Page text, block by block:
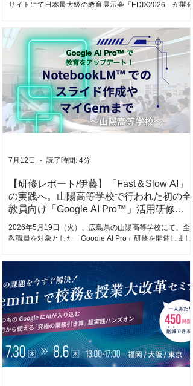
サイトにて日本最大級の教育展示会「EDIX2026」が開催
生成AIの日常化という大きな転換期を迎える中、会場は最
新の教育テクノロジーを求める自治体関係者さまや先生
方の熱気に包まれていました。 本記事では、パートナー
企業様のブースにて登壇・デモンストレーションを担当
したスクールエージェントの2日間の取り組みをダイジェ
ストでレポートします！ 【ASUSブース】「Fast AI」と
「Slow AI」で描く、これからの教員スタイル ASUS（エ
イスース）ブースでは、2日間に分けて弊社メンバーの田
中と辻が登壇。 「日々進化する生成AIとどう向き合う
か」をテーマに、それぞれの視点からこれからの教育の
あり方を提示しました。 5月13日（水）：田中による
圧倒的に引き算し、先生方が子どもたちと向き合う「自
活用術を解説。...
【研修レポート/伊藤】「Fast＆Slow AI」
の実践へ。山陽高等学校で行われた初の全
教員向け「Google AI Pro™︎」活用研修
（2026.05.19実施）
2026年5月19日（火）、広島県の山陽高等学校にて、全
教職員を対象とした「Google AI Pro」研修を開催しまし
「コアメンバー」の先生方へ、AIリテラシーや｀
NotebookLM™︎ 、Gemini™︎ 、サイドパネル活用などの導
入研修を先行して実施してきました。 当日は、すでにAI
を使いこなす先生から初めて触れる先生までが一堂に会
し、熱気あふれる時間となりました。 まずはAIを知る！
画像・動画生成体験 前半は「AIを楽しむ」ことをテーマ
に、プロンプトを使った画像・動画生成のワークショッ
プを実施しました。 スキルや経験の差に関わらず、すべ
ての先生が直感的にAIの可能性を体感できるよう、クリエ
イティブなワークを取り入れました。 言葉から画像を生
み出す： プロンプト（指示文）を入力し、思い通りの画
7月12日 読了時間: 4分